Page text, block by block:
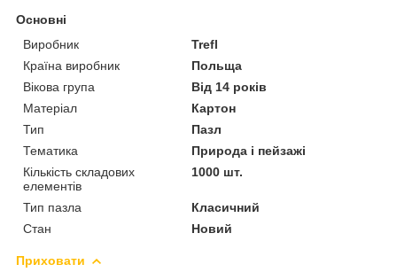
Основні
Виробник
Trefl
Країна виробник
Польща
Вікова група
Від 14 років
Матеріал
Картон
Тип
Пазл
Тематика
Природа і пейзажі
Кількість складових
елементів
1000 шт.
Тип пазла
Класичний
Стан
Новий
Приховати